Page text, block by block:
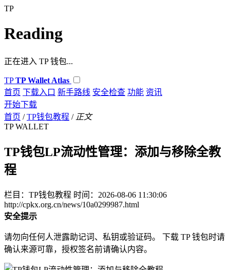
TP
Reading
正在进入 TP 钱包...
TP TP Wallet Atlas
首页 下载入口 新手路线 安全检查 功能 资讯
开始下载
首页 / TP钱包教程 / 正文
TP WALLET
TP钱包LP流动性管理：添加与移除全教
程
栏目：TP钱包教程 时间：2026-08-06 11:30:06
http://cpkx.org.cn/news/10a0299987.html
安全提示
请勿向任何人泄露助记词、私钥或验证码。 下载 TP 钱包时请
确认来源可靠，授权签名前请确认内容。